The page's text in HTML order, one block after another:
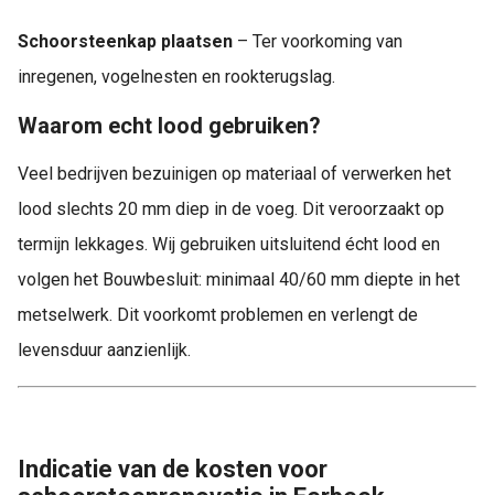
Schoorsteenkap plaatsen – Ter voorkoming van
inregenen, vogelnesten en rookterugslag.
Waarom echt lood gebruiken?
Veel bedrijven bezuinigen op materiaal of verwerken het
lood slechts 20 mm diep in de voeg. Dit veroorzaakt op
termijn lekkages. Wij gebruiken uitsluitend écht lood en
volgen het Bouwbesluit: minimaal 40/60 mm diepte in het
metselwerk. Dit voorkomt problemen en verlengt de
levensduur aanzienlijk.
Indicatie van de kosten voor